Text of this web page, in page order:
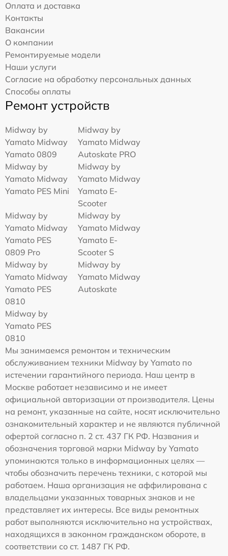
Оплата и доставка
Контакты
Вакансии
О компании
Ремонтируемые модели
Наши услуги
Согласие на обработку персональных данных
Способы оплаты
Ремонт устройств
Midway by
Yamato Midway
Yamato 0809
Midway by
Yamato Midway
Autoskate PRO
Midway by
Yamato Midway
Yamato PES Mini
Midway by
Yamato Midway
Yamato E-
Scooter
Midway by
Yamato Midway
Yamato PES
0809 Pro
Midway by
Yamato Midway
Yamato E-
Scooter S
Midway by
Yamato Midway
Yamato PES
0810
Midway by
Yamato Midway
Autoskate
Midway by
Yamato PES
0810
Мы занимаемся ремонтом и техническим
обслуживанием техники Midway by Yamato по
истечении гарантийного периода. Наш центр в
Москве работает независимо и не имеет
официальной авторизации от производителя. Цены
на ремонт, указанные на сайте, носят исключительно
ознакомительный характер и не являются публичной
офертой согласно п. 2 ст. 437 ГК РФ. Названия и
обозначения торговой марки Midway by Yamato
упоминаются только в информационных целях —
чтобы обозначить перечень техники, с которой мы
работаем. Наша организация не аффилирована с
владельцами указанных товарных знаков и не
представляет их интересы. Все виды ремонтных
работ выполняются исключительно на устройствах,
находящихся в законном гражданском обороте, в
соответствии со ст. 1487 ГК РФ.